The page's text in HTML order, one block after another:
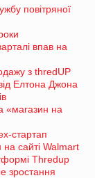
повітряної
впав на
з thredUP
Елтона Джона
«магазин на
стартап
сайті Walmart
Thredup
зростання